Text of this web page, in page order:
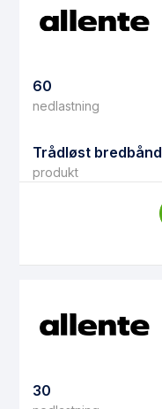
60
nedlastning
Trådløst bredbånd
produkt
30